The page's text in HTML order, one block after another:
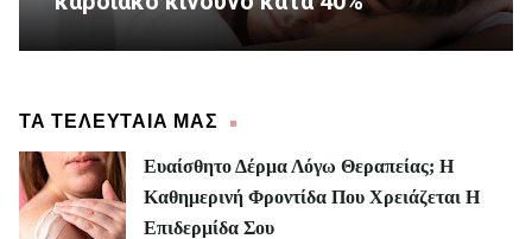
ΤΑ ΤΕΛΕΥΤΑΙΑ ΜΑΣ
Ευαίσθητο Δέρμα Λόγω Θεραπείας; Η
Καθημερινή Φροντίδα Που Χρειάζεται Η
Επιδερμίδα Σου